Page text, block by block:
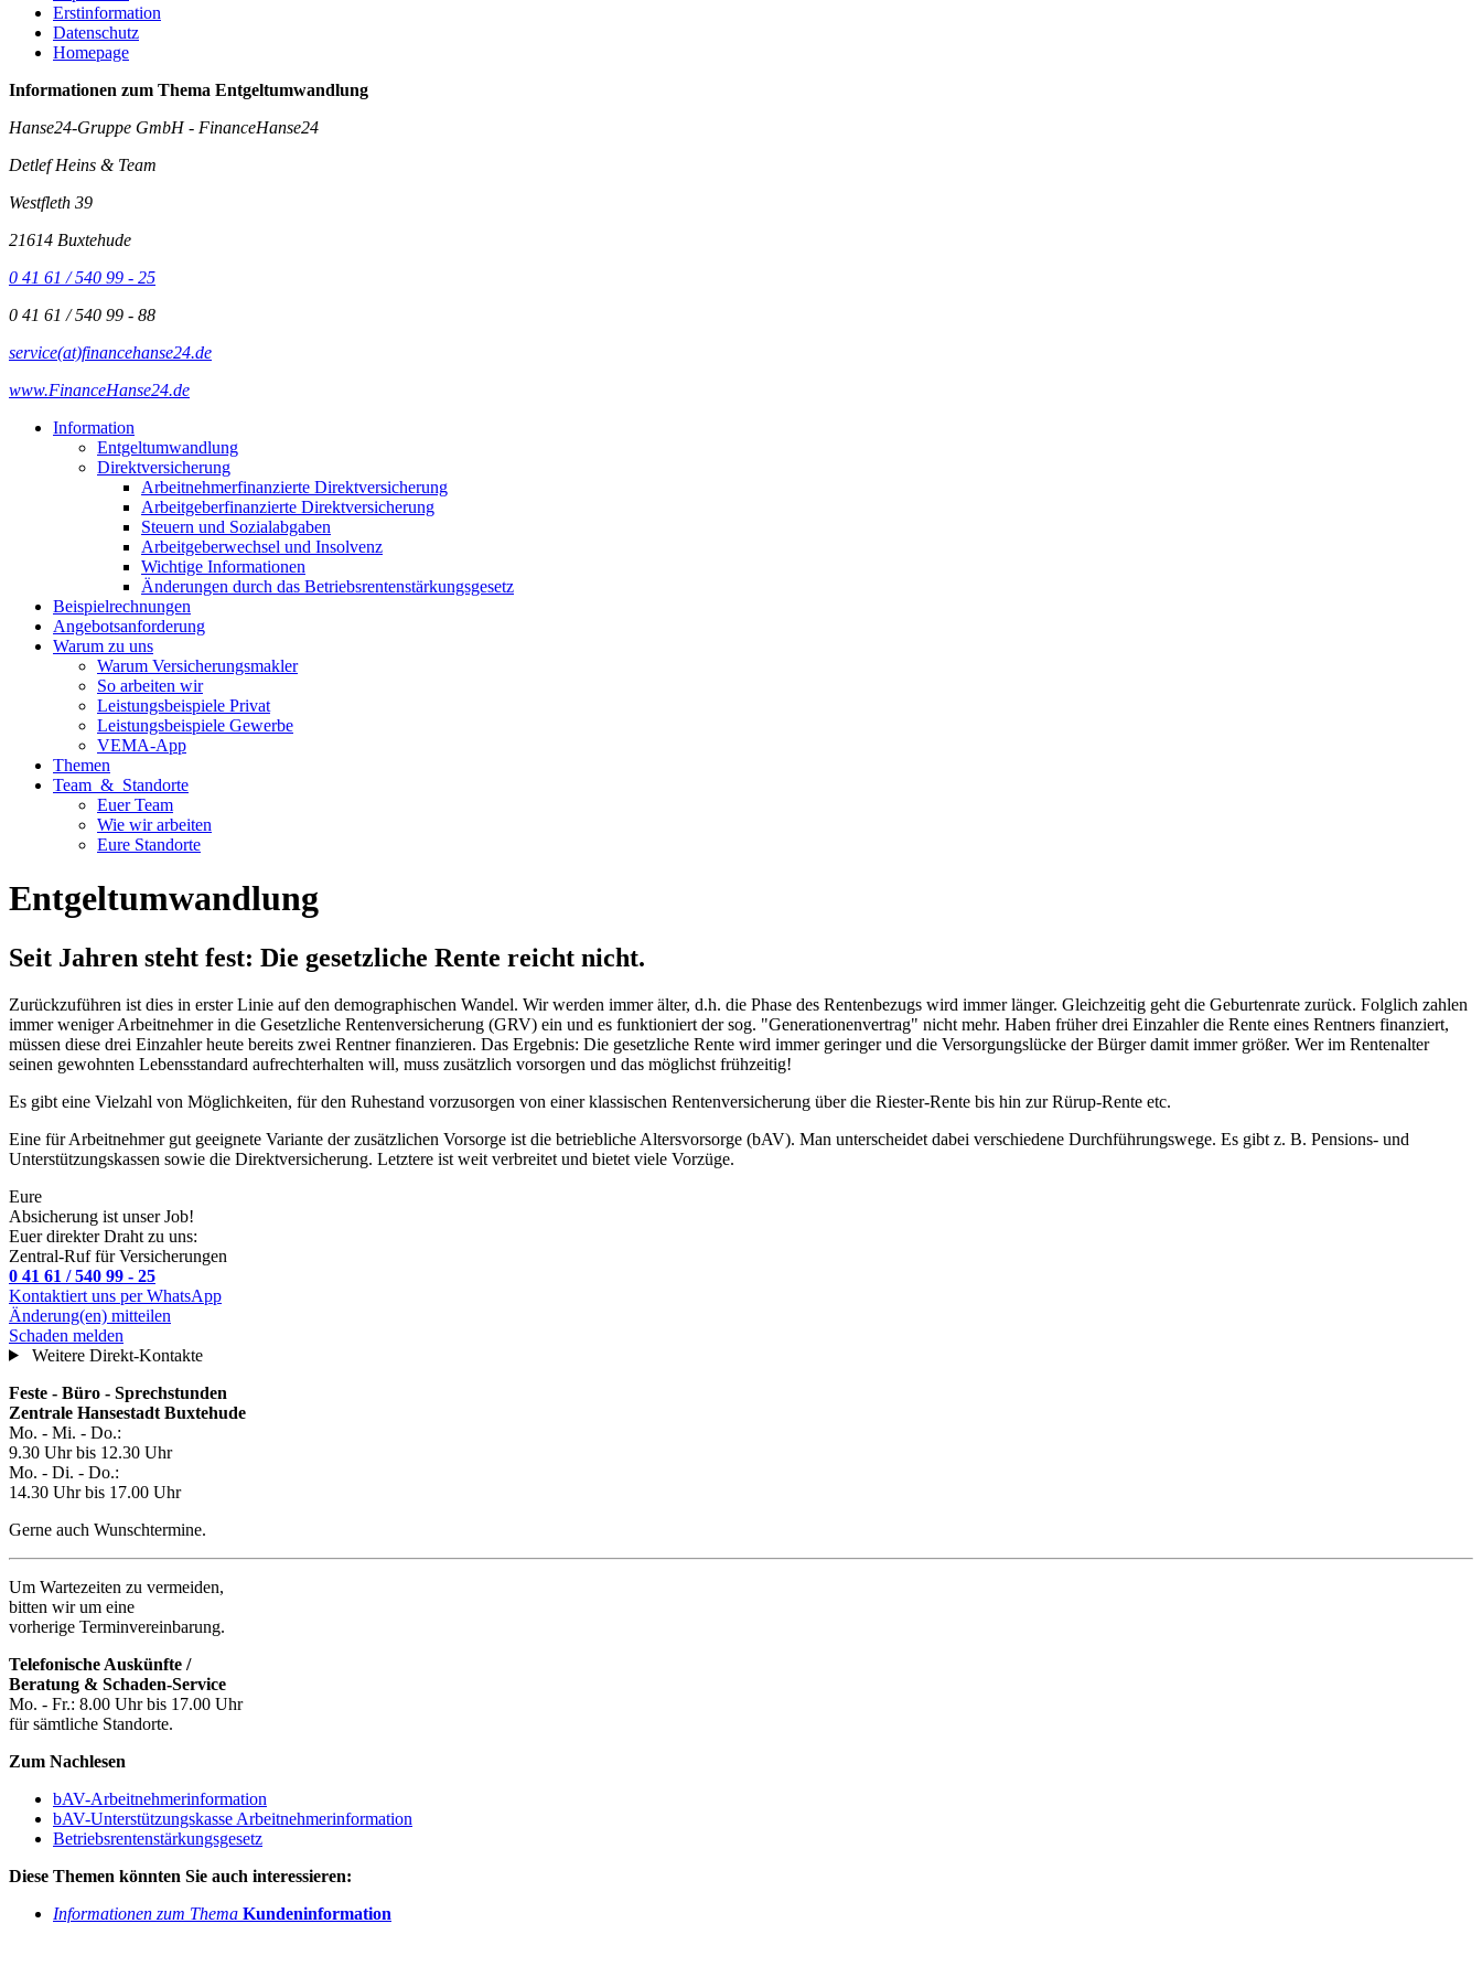
Erstinformation
Datenschutz
Homepage
Informationen zum Thema Entgeltumwandlung
Hanse24-Gruppe GmbH - FinanceHanse24
Detlef Heins & Team
Westfleth 39
21614 Buxtehude
0 41 61 / 540 99 - 25
0 41 61 / 540 99 - 88
service(at)financehanse24.de
www.FinanceHanse24.de
Information
Entgeltumwandlung
Direktversicherung
Arbeitnehmerfinanzierte Direktversicherung
Arbeitgeberfinanzierte Direktversicherung
Steuern und Sozialabgaben
Arbeitgeberwechsel und Insolvenz
Wichtige Informationen
Änderungen durch das Betriebsrentenstärkungsgesetz
Beispielrechnungen
Angebotsanforderung
Warum zu uns
Warum Versicherungsmakler
So arbeiten wir
Leistungsbeispiele Privat
Leistungsbeispiele Gewerbe
VEMA-App
Themen
Team & Standorte
Euer Team
Wie wir arbeiten
Eure Standorte
Entgeltumwandlung
Seit Jahren steht fest: Die gesetzliche Rente reicht nicht.
Zurückzuführen ist dies in erster Linie auf den demographischen Wandel. Wir werden immer älter, d.h. die Phase des Rentenbezugs wird immer länger. Gleichzeitig geht die Geburtenrate zurück. Folglich zahlen
immer weniger Arbeitnehmer in die Gesetzliche Rentenversicherung (GRV) ein und es funktioniert der sog. "Generationenvertrag" nicht mehr. Haben früher drei Einzahler die Rente eines Rentners finanziert,
müssen diese drei Einzahler heute bereits zwei Rentner finanzieren. Das Ergebnis: Die gesetzliche Rente wird immer geringer und die Versorgungslücke der Bürger damit immer größer. Wer im Rentenalter
seinen gewohnten Lebensstandard aufrechterhalten will, muss zusätzlich vorsorgen und das möglichst frühzeitig!
Es gibt eine Vielzahl von Möglichkeiten, für den Ruhestand vorzusorgen von einer klassischen Rentenversicherung über die Riester-Rente bis hin zur Rürup-Rente etc.
Eine für Arbeitnehmer gut geeignete Variante der zusätzlichen Vorsorge ist die betriebliche Altersvorsorge (bAV). Man unterscheidet dabei verschiedene Durchführungswege. Es gibt z. B. Pensions- und
Unterstützungskassen sowie die Direktversicherung. Letztere ist weit verbreitet und bietet viele Vorzüge.
Eure
Absicherung ist unser Job!
Euer direkter Draht zu uns:
Zentral-Ruf für Versicherungen
0 41 61 / 540 99 - 25
Kontaktiert uns per WhatsApp
Änderung(en) mitteilen
Schaden melden
Weitere Direkt-Kontakte
Feste - Büro - Sprechstunden
Zentrale Hansestadt Buxtehude
Mo. - Mi. - Do.:
9.30 Uhr bis 12.30 Uhr
Mo. - Di. - Do.:
14.30 Uhr bis 17.00 Uhr
Gerne auch Wunschtermine.
Um Wartezeiten zu vermeiden,
bitten wir um eine
vorherige Terminvereinbarung.
Telefonische Auskünfte /
Beratung & Schaden-Service
Mo. - Fr.: 8.00 Uhr bis 17.00 Uhr
für sämtliche Standorte.
Zum Nachlesen
bAV-Arbeitnehmerinformation
bAV-Unterstützungskasse Arbeitnehmerinformation
Betriebsrentenstärkungsgesetz
Diese Themen könnten Sie auch interessieren:
Informationen zum Thema Kundeninformation